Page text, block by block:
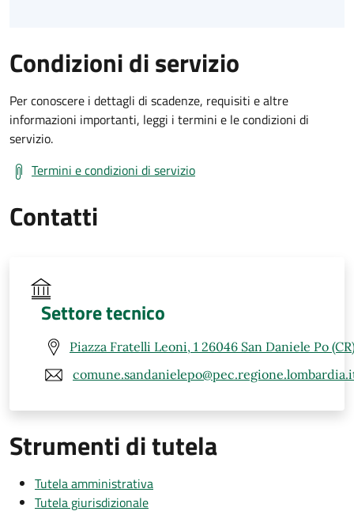
Condizioni di servizio
Per conoscere i dettagli di scadenze, requisiti e altre
informazioni importanti, leggi i termini e le condizioni di
servizio.
Termini e condizioni di servizio
Contatti
Settore tecnico
Piazza Fratelli Leoni, 1 26046 San Daniele Po
Strumenti di tutela
Tutela amministrativa
Tutela giurisdizionale